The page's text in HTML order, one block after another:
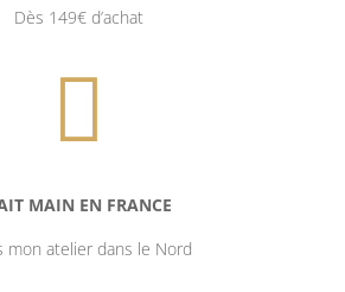
Dès 149€ d’achat

MAIN EN FRANCE
mon atelier dans le Nord